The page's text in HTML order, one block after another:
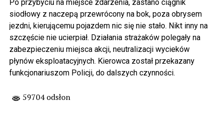
Po przybyciu na miejsce zdarzenia, zastano ciągnik
siodłowy z naczepą przewrócony na bok, poza obrysem
jezdni, kierującemu pojazdem nic się nie stało. Nikt inny na
szczęście nie ucierpiał. Działania strażaków polegały na
zabezpieczeniu miejsca akcji, neutralizacji wycieków
płynów eksploatacyjnych. Kierowca został przekazany
funkcjonariuszom Policji, do dalszych czynności.
59704 odsłon